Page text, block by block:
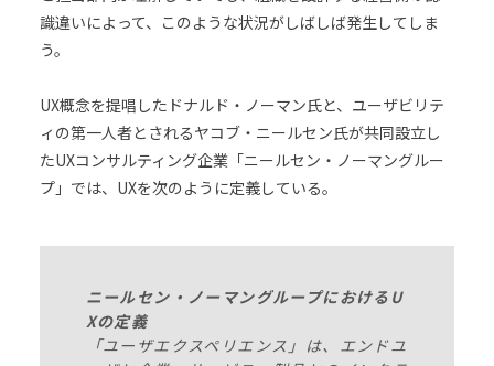
識違いによって、このような状況がしばしば発生してしま
う。
UX概念を提唱したドナルド・ノーマン氏と、ユーザビリテ
ィの第一人者とされるヤコブ・ニールセン氏が共同設立し
たUXコンサルティング企業「ニールセン・ノーマングルー
プ」では、UXを次のように定義している。
ニールセン・ノーマングループにおけるU
Xの定義
「ユーザエクスペリエンス」は、エンドユ